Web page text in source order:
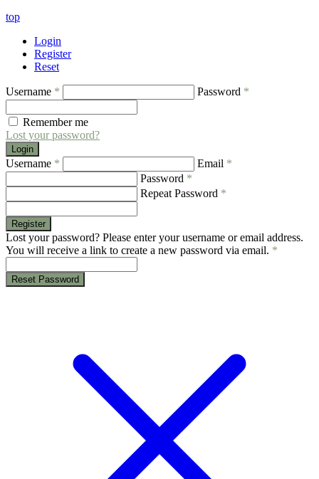
top
Login
Register
Reset
Username * Password *
Remember me
Lost your password?
Login
Username * Email *
Password *
Repeat Password *
Register
Lost your password? Please enter your username or email address.
You will receive a link to create a new password via email. *
Reset Password